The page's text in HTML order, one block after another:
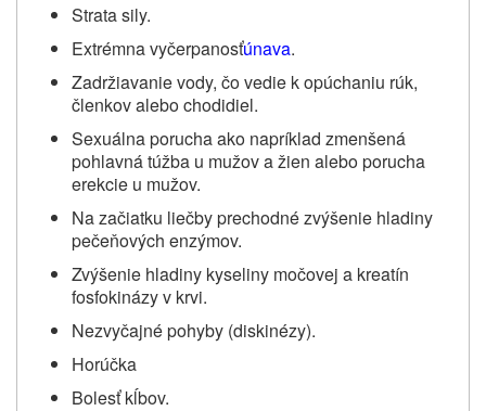
Strata sily.
Extrémna vyčerpanosťúnava.
Zadržiavanie vody, čo vedie k opúchaniu rúk,
členkov alebo chodidiel.
Sexuálna porucha ako napríklad zmenšená
pohlavná túžba u mužov a žien alebo porucha
erekcie u mužov.
Na začiatku liečby prechodné zvýšenie hladiny
pečeňových enzýmov.
Zvýšenie hladiny kyseliny močovej a kreatín
fosfokinázy v krvi.
Nezvyčajné pohyby (diskinézy).
Horúčka
Bolesť kĺbov.